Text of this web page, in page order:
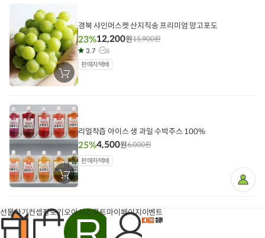
선물하기컨셉장보기오아시스루트마이페이지이벤트
마
이
담
기
장
바
에
담
기
경북 샤인머스켓 산지직송 프리미엄 망고포도
23%12,200원15,900원
3.7
6
판매자택배
장
바
에
담
기
리얼착즙 아이스 생 과일 수박주스 100%
25%4,500원6,000원
판매자택배